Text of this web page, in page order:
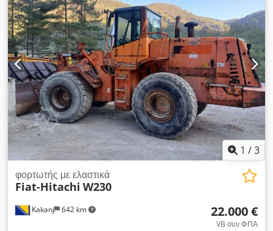
1 /3
Kakanj 642 km
φορτωτής με ελαστικά
Fiat-Hitachi W230
22.000 €
VB συν ΦΠΑ